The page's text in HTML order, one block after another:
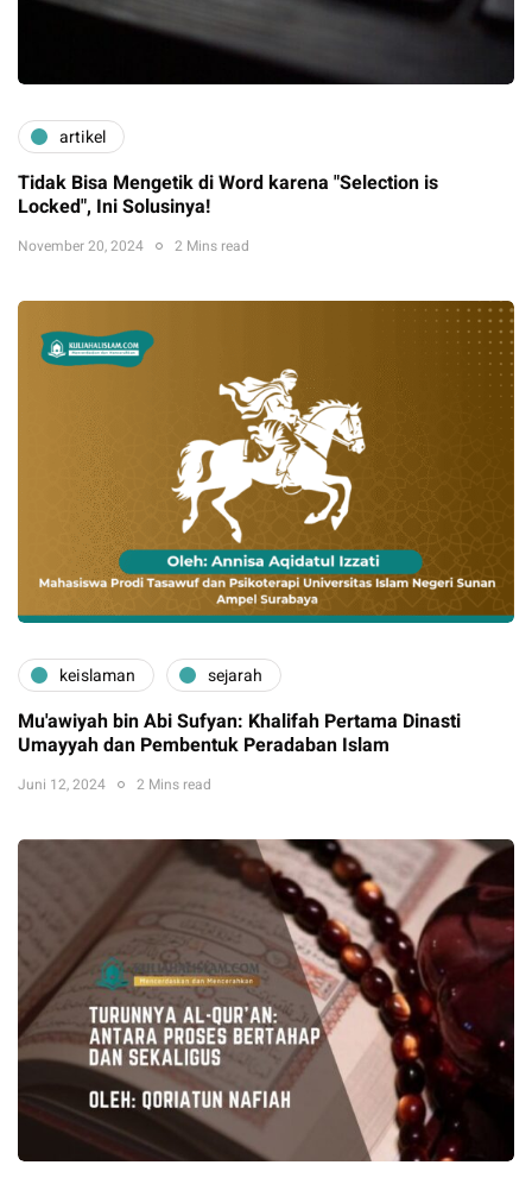
artikel
Tidak Bisa Mengetik di Word karena "Selection is
Locked", Ini Solusinya!
November 20, 2024 2 Mins read
keislaman sejarah
Mu'awiyah bin Abi Sufyan: Khalifah Pertama Dinasti
Umayyah dan Pembentuk Peradaban Islam
Juni 12, 2024 2 Mins read